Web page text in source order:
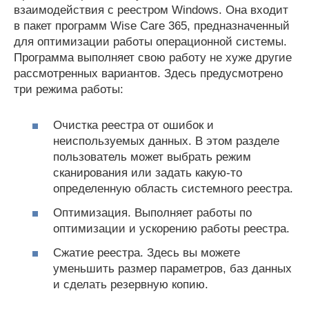
взаимодействия с реестром Windows. Она входит
в пакет программ Wise Care 365, предназначенный
для оптимизации работы операционной системы.
Программа выполняет свою работу не хуже другие
рассмотренных вариантов. Здесь предусмотрено
три режима работы:
Очистка реестра от ошибок и
неиспользуемых данных. В этом разделе
пользователь может выбрать режим
сканирования или задать какую-то
определенную область системного реестра.
Оптимизация. Выполняет работы по
оптимизации и ускорению работы реестра.
Сжатие реестра. Здесь вы можете
уменьшить размер параметров, баз данных
и сделать резервную копию.